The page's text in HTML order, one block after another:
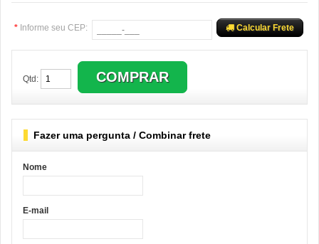
* Informe seu CEP: Calcular Frete
Qtd:
Fazer uma pergunta / Combinar frete
Nome
E-mail